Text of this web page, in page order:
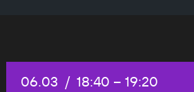
Дата:
06.03 / Начало:
18:40 – Конец:
19:20